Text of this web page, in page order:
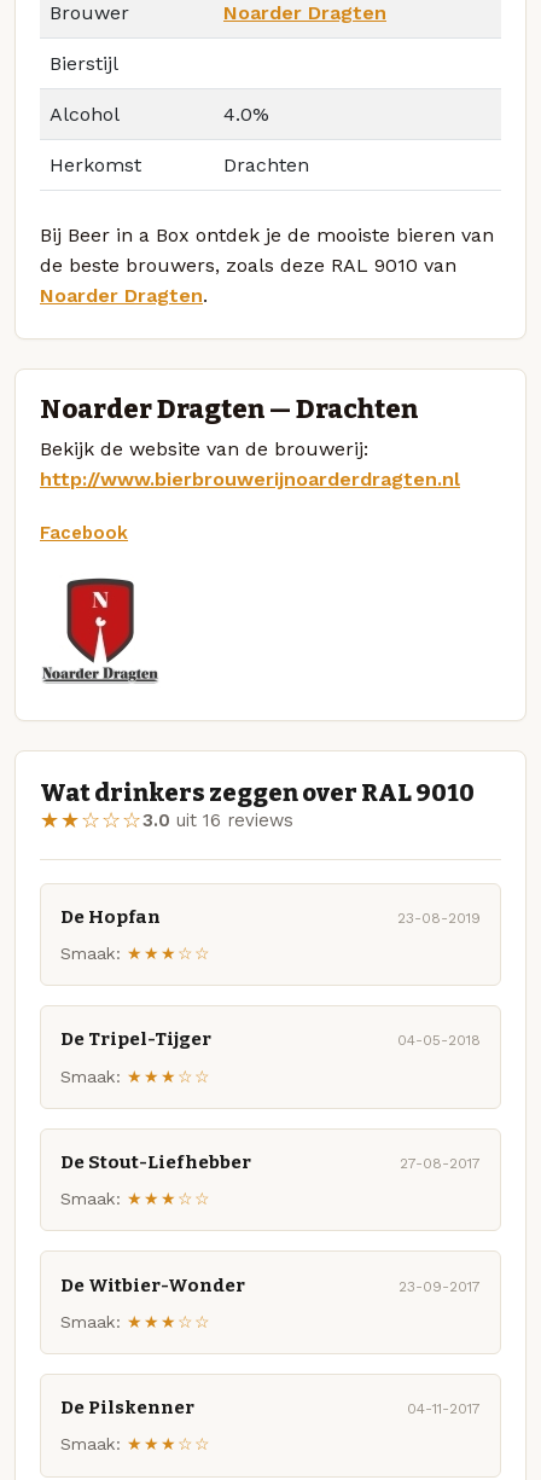
Brouwer Noarder Dragten
Bierstijl
Alcohol 4.0%
Herkomst Drachten
Bij Beer in a Box ontdek je de mooiste bieren van
de beste brouwers, zoals deze RAL 9010 van
Noarder Dragten.
Noarder Dragten — Drachten
Bekijk de website van de brouwerij:
http://www.bierbrouwerijnoarderdragten.nl
Facebook
Wat drinkers zeggen over RAL 9010
★★☆☆☆3.0 uit 16 reviews
De Hopfan 23-08-2019
Smaak: ★★★☆☆
De Tripel-Tijger 04-05-2018
Smaak: ★★★☆☆
De Stout-Liefhebber 27-08-2017
Smaak: ★★★☆☆
De Witbier-Wonder 23-09-2017
Smaak: ★★★☆☆
De Pilskenner 04-11-2017
Smaak: ★★★☆☆